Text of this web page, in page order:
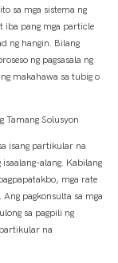
sa mga sistema ng
iba pang mga particle
ng hangin. Bilang
ng pagsasala ng
makahawa sa tubig o
Tamang Solusyon
isang partikular na
alang. Kabilang
mga rate
pagkonsulta sa mga
sa pagpili ng
na